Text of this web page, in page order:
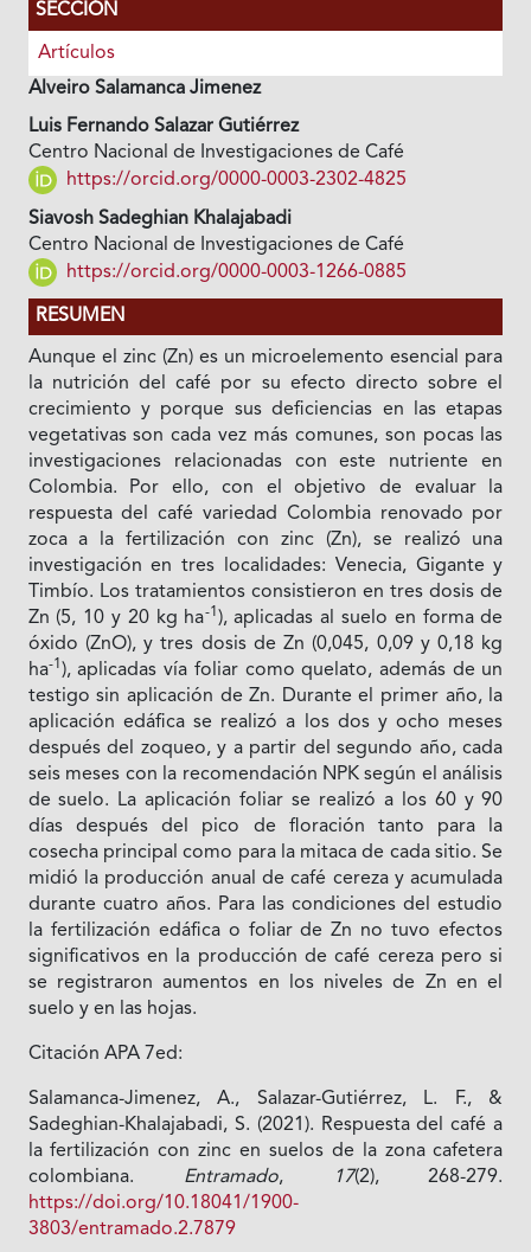
SECCIÓN
Artículos
Alveiro Salamanca Jimenez
Luis Fernando Salazar Gutiérrez
Centro Nacional de Investigaciones de Café
https://orcid.org/0000-0003-2302-4825
Siavosh Sadeghian Khalajabadi
Centro Nacional de Investigaciones de Café
https://orcid.org/0000-0003-1266-0885
RESUMEN
Aunque el zinc (Zn) es un microelemento esencial para
la nutrición del café por su efecto directo sobre el
crecimiento y porque sus deficiencias en las etapas
vegetativas son cada vez más comunes, son pocas las
investigaciones relacionadas con este nutriente en
Colombia. Por ello, con el objetivo de evaluar la
respuesta del café variedad Colombia renovado por
zoca a la fertilización con zinc (Zn), se realizó una
investigación en tres localidades: Venecia, Gigante y
Timbío. Los tratamientos consistieron en tres dosis de
Zn (5, 10 y 20 kg ha-1 ), aplicadas al suelo en forma de
óxido (ZnO), y tres dosis de Zn (0,045, 0,09 y 0,18 kg
ha-1 ), aplicadas vía foliar como quelato, además de un
testigo sin aplicación de Zn. Durante el primer año, la
aplicación edáfica se realizó a los dos y ocho meses
después del zoqueo, y a partir del segundo año, cada
seis meses con la recomendación NPK según el análisis
de suelo. La aplicación foliar se realizó a los 60 y 90
días después del pico de floración tanto para la
cosecha principal como para la mitaca de cada sitio. Se
midió la producción anual de café cereza y acumulada
durante cuatro años. Para las condiciones del estudio
la fertilización edáfica o foliar de Zn no tuvo efectos
significativos en la producción de café cereza pero si
se registraron aumentos en los niveles de Zn en el
suelo y en las hojas.
Citación APA 7ed:
Salamanca-Jimenez, A., Salazar-Gutiérrez, L. F., &
Sadeghian-Khalajabadi, S. (2021). Respuesta del café a
la fertilización con zinc en suelos de la zona cafetera
colombiana. Entramado, 17(2), 268-279.
https://doi.org/10.18041/1900-
3803/entramado.2.7879